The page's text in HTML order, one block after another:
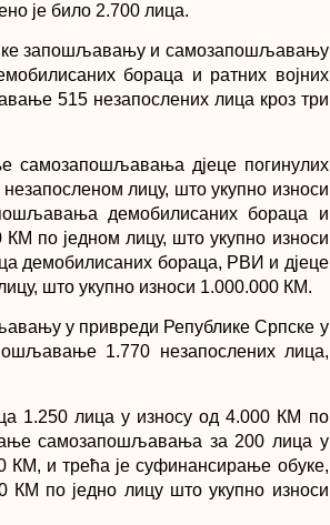
је било 2.700 лица.
запошљавању и самозапошљавању
бораца и ратних војних
515 незапослених лица кроз три
самозапошљавања дјеце погинулих
лицу, што укупно износи
демобилисаних бораца и
по једном лицу, што укупно износи
демобилисаних бораца, РВИ и дјеце
што укупно износи 1.000.000 КМ.
у привреди Републике Српске у
1.770 незапослених лица,
1.250 лица у износу од 4.000 КМ по
самозапошљавања за 200 лица у
КМ, и трећа је суфинансирање обуке,
КМ по једно лицу што укупно износи